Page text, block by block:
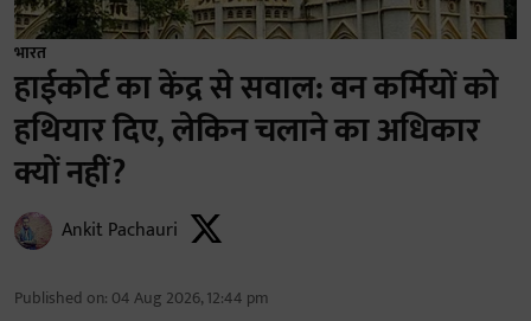
भारत
हाईकोर्ट का केंद्र से सवाल: वन कर्मियों को
हथियार दिए, लेकिन चलाने का अधिकार
क्यों नहीं?
Ankit Pachauri
Published on: 04 Aug 2026, 12:44 pm